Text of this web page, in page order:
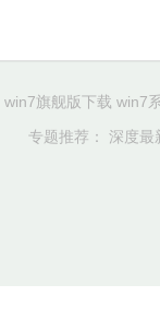
win7旗舰版下载 win7
专题推荐： 深度最